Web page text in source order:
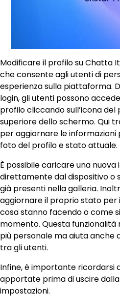
Modificare il profilo su Chatta
che consente agli utenti di
esperienza sulla piattaforma.
login, gli utenti possono
profilo cliccando sull’icona
superiore dello schermo. Qui
per aggiornare le informazioni
foto del profilo e stato attuale.
È possibile caricare una
direttamente dal dispositivo o
già presenti nella galleria.
aggiornare il proprio stato
cosa stanno facendo o come
momento. Questa funzionalità
più personale ma aiuta anche
tra gli utenti.
Infine, è importante ricordarsi
apportate prima di uscire
impostazioni.